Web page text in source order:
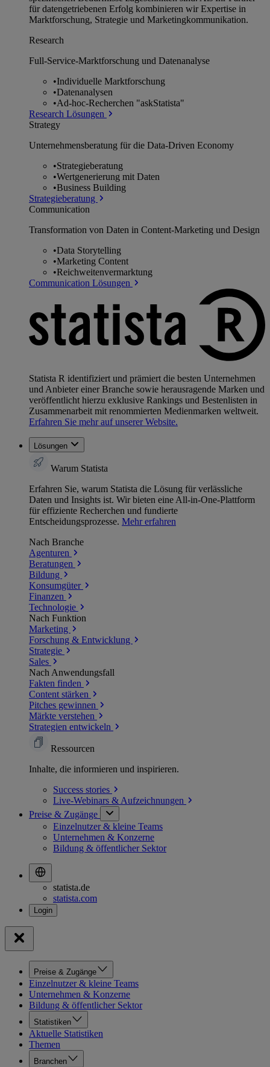
für datengetriebenen Erfolg kombinieren wir Expertise in
Marktforschung, Strategie und Marketingkommunikation.
Research
Full-Service-Marktforschung und Datenanalyse
•Individuelle Marktforschung
•Datenanalysen
•Ad-hoc-Recherchen "askStatista"
Research Lösungen
Strategy
Unternehmens­beratung für die Data-Driven Economy
•Strategieberatung
•Wertgenerierung mit Daten
•Business Building
Strategieberatung
Communication
Transformation von Daten in Content-Marketing und Design
•Data Storytelling
•Marketing Content
•Reichweitenvermarktung
Communication Lösungen
Statista R identifiziert und prämiert die besten Unternehmen
und Anbieter einer Branche sowie herausragende Marken und
veröffentlicht hierzu exklusive Rankings und Bestenlisten in
Zusammenarbeit mit renommierten Medienmarken weltweit.
Erfahren Sie mehr auf unserer Website.
Lösungen
Warum Statista
Erfahren Sie, warum Statista die Lösung für verlässliche
Daten und Insights ist. Wir bieten eine All-in-One-Plattform
für effiziente Recherchen und fundierte
Entscheidungsprozesse. Mehr erfahren
Nach Branche
Agenturen
Beratungen
Bildung
Konsumgüter
Finanzen
Technologie
Nach Funktion
Marketing
Forschung & Entwicklung
Strategie
Sales
Nach Anwendungsfall
Fakten finden
Content stärken
Pitches gewinnen
Märkte verstehen
Strategien entwickeln
Ressourcen
Inhalte, die informieren und inspirieren.
Success stories
Live-Webinars & Aufzeichnungen
Preise & Zugänge
Einzelnutzer & kleine Teams
Unternehmen & Konzerne
Bildung & öffentlicher Sektor
statista.de
statista.com
Preise & Zugänge
Einzelnutzer & kleine Teams
Unternehmen & Konzerne
Bildung & öffentlicher Sektor
Statistiken
Aktuelle Statistiken
Themen
Branchen